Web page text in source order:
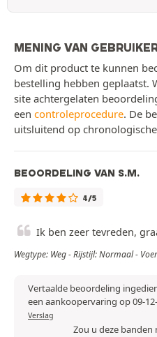
MENING VAN
Om dit product te kunnen
bestelling hebben geplaatst.
site achtergelaten
een controleprocedure. De
uitsluitend op
BEOORDELING VAN S.M.
4/5
Ik ben zeer tevreden,
Wegtype: Weg - Rijstijl: Normaal -
Vertaalde beoordeling
een aankoopervaring op 09-
Verslag
Zou u deze banden